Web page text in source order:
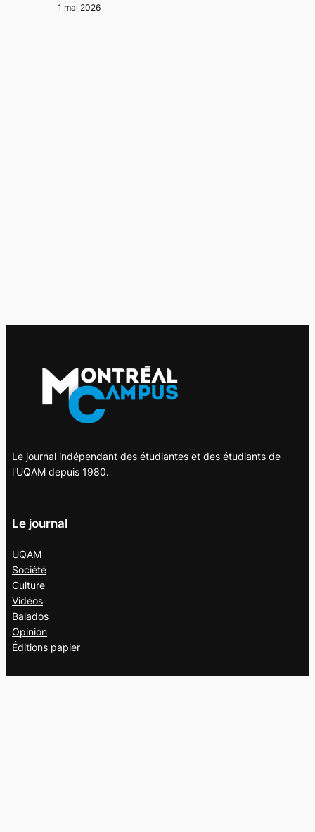
1 mai 2026
Le journal indépendant des étudiantes et des étudiants de
l'UQAM depuis 1980.
Le journal
UQAM
Société
Culture
Vidéos
Balados
Opinion
Éditions papier